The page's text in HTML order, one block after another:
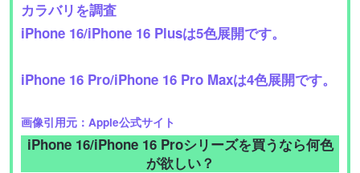
カラバリを調査
iPhone 16/iPhone 16 Plusは5色展開です。
iPhone 16 Pro/iPhone 16 Pro Maxは4色展開です。
画像引用元：Apple公式サイト
iPhone 16/iPhone 16 Proシリーズを買うなら何色
が欲しい？